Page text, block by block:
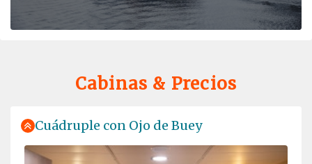
Cabinas & Precios
Cuádruple con Ojo de Buey